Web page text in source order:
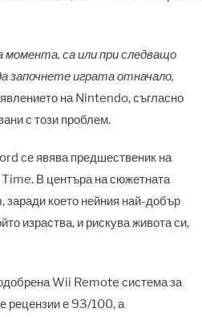
са или при следващо
започнете играта отначало,
на Nintendo, съгласно
с този проблем.
се явява предшественик на
В центъра на сюжетната
което нейния най-добър
израства, и рискува живота си,
Wii Remote система за
рецензии е 93/100, а